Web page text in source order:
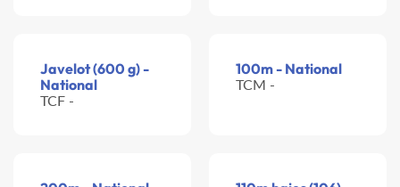
Javelot (600 g) -
National
TCF -
100m - National
TCM -